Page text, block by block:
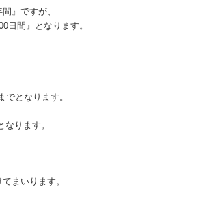
』ですが、
日間』となります。
となります。
ります。
まいります。